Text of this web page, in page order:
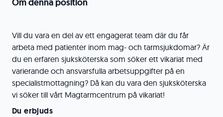
Om denna position
Vill du vara en del av ett engagerat team där du får
arbeta med patienter inom mag- och tarmsjukdomar? Är
du en erfaren sjuksköterska som söker ett vikariat med
varierande och ansvarsfulla arbetsuppgifter på en
specialistmottagning? Då kan du vara den sjuksköterska
vi söker till vårt Magtarmcentrum på vikariat!
Du erbjuds